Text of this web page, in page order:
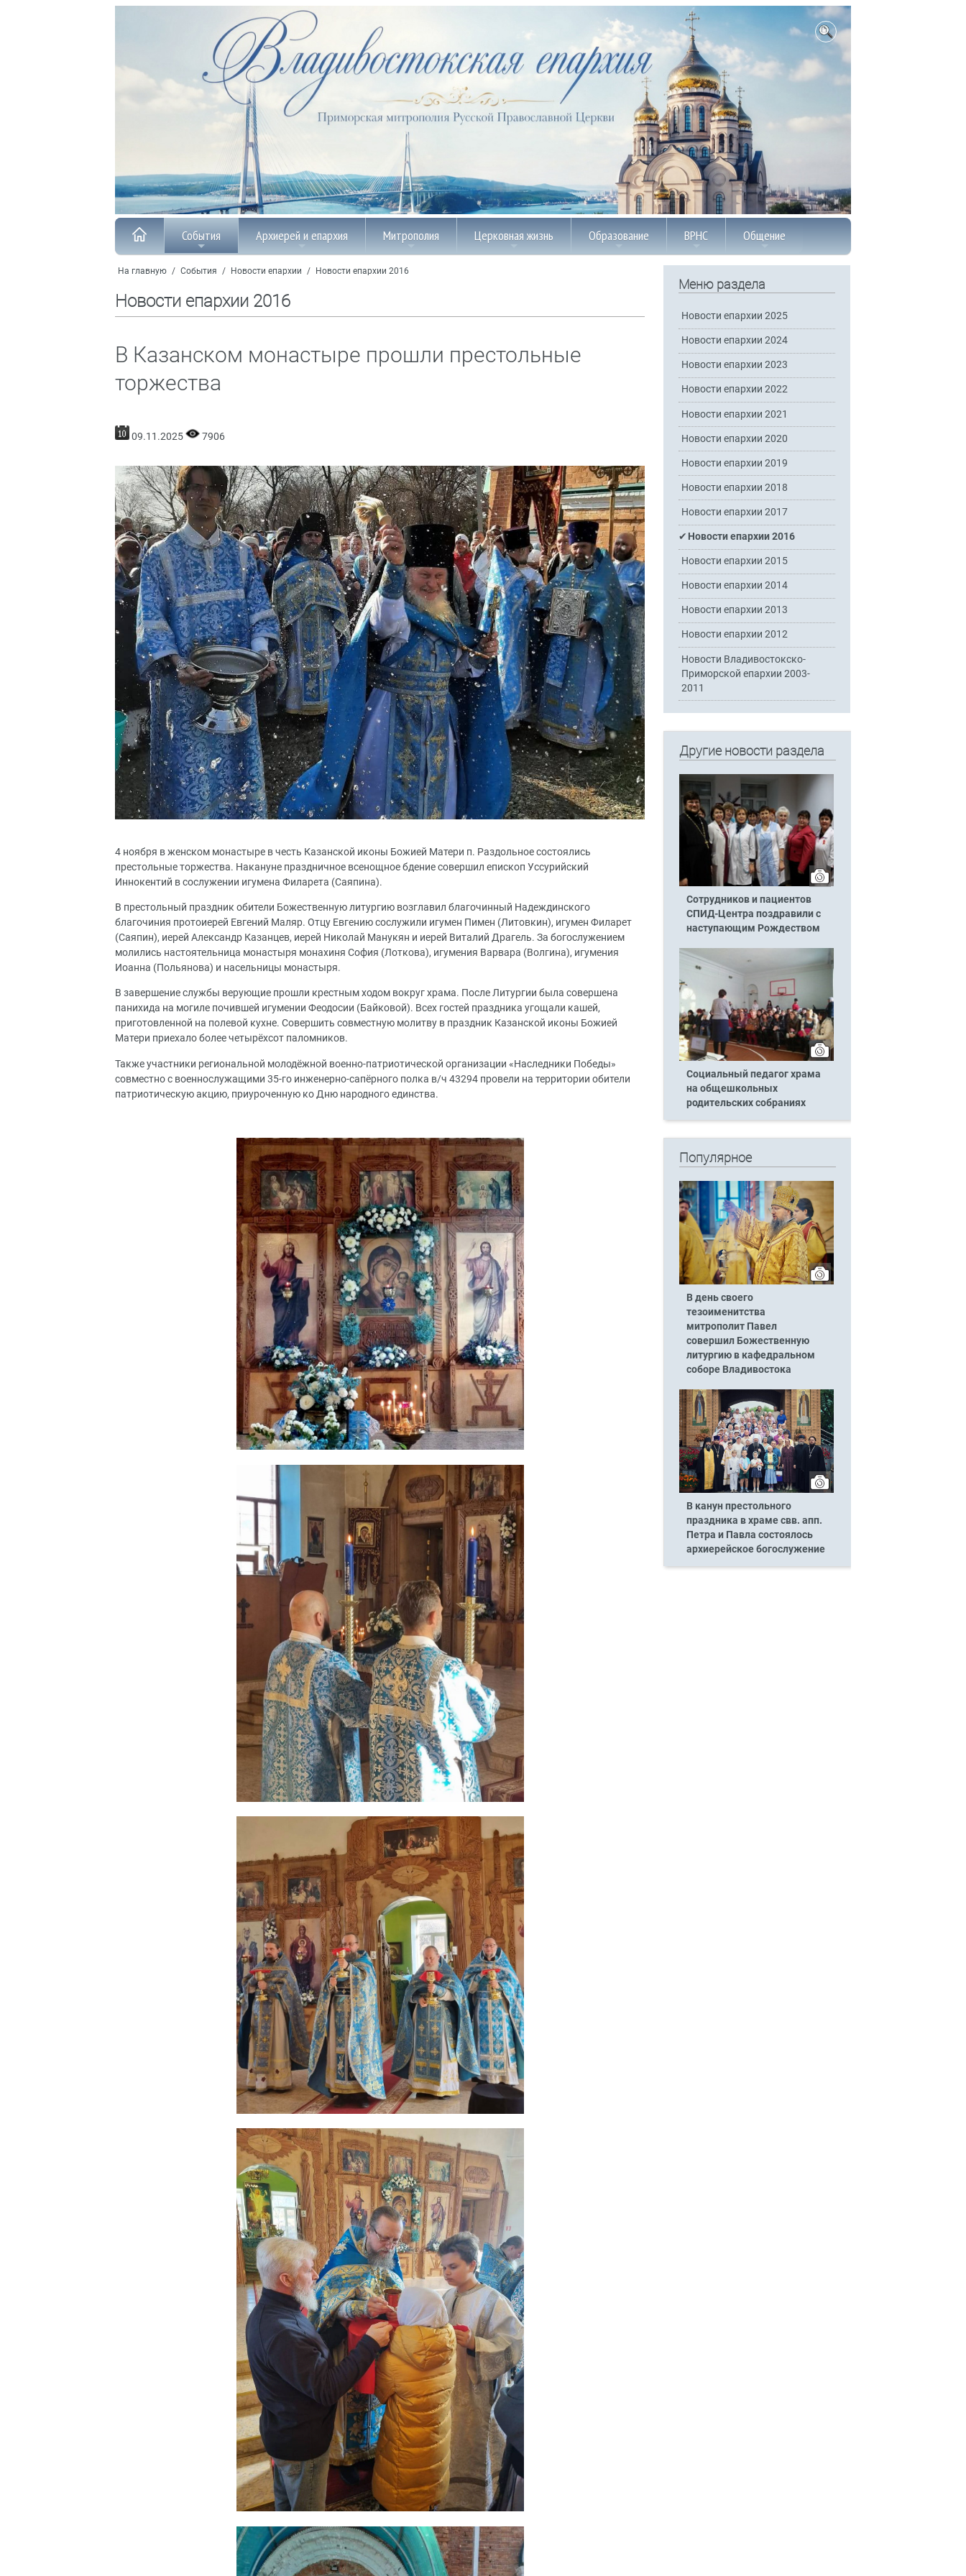
События Архиерей и епархия Митрополия Церковная жизнь Образование ВРНС Общение
На главную / События / Новости епархии / Новости епархии 2016
Новости епархии 2016
В Казанском монастыре прошли престольные
торжества
09.11.2025 7906
4 ноября в женском монастыре в честь Казанской иконы Божией Матери п. Раздольное состоялись
престольные торжества. Накануне праздничное всенощное бдение совершил епископ Уссурийский
Иннокентий в сослужении игумена Филарета (Саяпина).
В престольный праздник обители Божественную литургию возглавил благочинный Надеждинского
благочиния протоиерей Евгений Маляр. Отцу Евгению сослужили игумен Пимен (Литовкин), игумен Филарет
(Саяпин), иерей Александр Казанцев, иерей Николай Манукян и иерей Виталий Драгель. За богослужением
молились настоятельница монастыря монахиня София (Лоткова), игумения Варвара (Волгина), игумения
Иоанна (Польянова) и насельницы монастыря.
В завершение службы верующие прошли крестным ходом вокруг храма. После Литургии была совершена
панихида на могиле почившей игумении Феодосии (Байковой). Всех гостей праздника угощали кашей,
приготовленной на полевой кухне. Совершить совместную молитву в праздник Казанской иконы Божией
Матери приехало более четырёхсот паломников.
Также участники региональной молодёжной военно-патриотической организации «Наследники Победы»
совместно с военнослужащими 35-го инженерно-сапёрного полка в/ч 43294 провели на территории обители
патриотическую акцию, приуроченную ко Дню народного единства.
Меню раздела
Новости епархии 2025
Новости епархии 2024
Новости епархии 2023
Новости епархии 2022
Новости епархии 2021
Новости епархии 2020
Новости епархии 2019
Новости епархии 2018
Новости епархии 2017
Новости епархии 2016
Новости епархии 2015
Новости епархии 2014
Новости епархии 2013
Новости епархии 2012
Новости Владивостокско-
Приморской епархии 2003-
2011
Другие новости раздела
Сотрудников и пациентов
СПИД-Центра поздравили с
наступающим Рождеством
Социальный педагог храма
на общешкольных
родительских собраниях
Популярное
В день своего
тезоименитства
митрополит Павел
совершил Божественную
литургию в кафедральном
соборе Владивостока
В канун престольного
праздника в храме свв. апп.
Петра и Павла состоялось
архиерейское богослужение